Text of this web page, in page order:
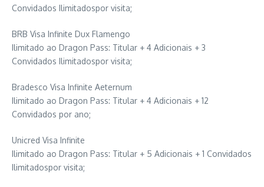
Convidados Ilimitadospor visita;
BRB Visa Infinite Dux Flamengo
Ilimitado ao Dragon Pass: Titular + 4 Adicionais + 3
Convidados Ilimitadospor visita;
Bradesco Visa Infinite Aeternum
Ilimitado ao Dragon Pass: Titular + 4 Adicionais + 12
Convidados por ano;
Unicred Visa Infinite
Ilimitado ao Dragon Pass: Titular + 5 Adicionais + 1 Convidados
Ilimitadospor visita;